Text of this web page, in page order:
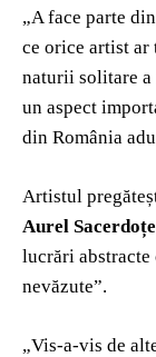
„A face parte
ce orice artist ar
naturii solitare a
un aspect
din România
Artistul
Aurel
lucrări abstracte
nevăzute”.
„Vis-a-vis de